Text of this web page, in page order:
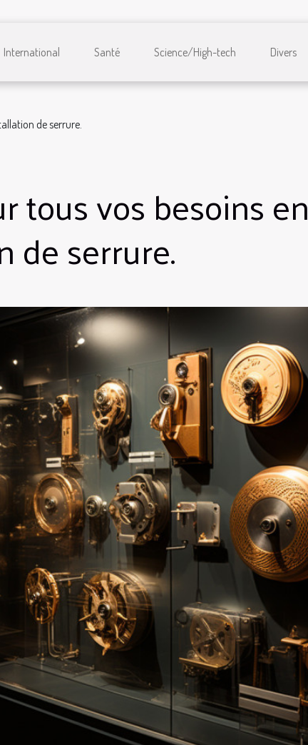
International Santé Science/High-tech Divers
de serrure.
tous vos besoins en
de serrure.